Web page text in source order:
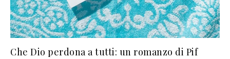
Che Dio perdona a tutti: un romanzo di Pif